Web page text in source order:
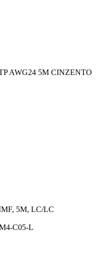
AWG24 5M CINZENTO
5M, LC/LC
C05-L